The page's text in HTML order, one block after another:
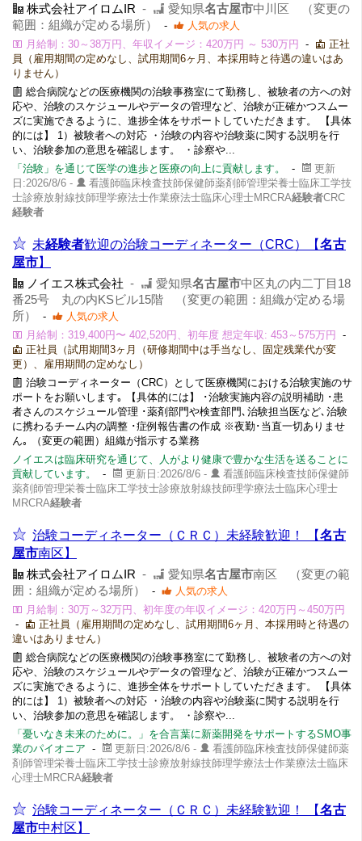
株式会社アイロムIR - 愛知県名古屋市中川区 （変更の
範囲：組織が定める場所）
-
人気の求人
月給制：30～38万円、年収イメージ：420万円 ～ 530万円
-
正社
員（雇用期間の定めなし、試用期間6ヶ月、本採用時と待遇の違いはあ
りません）
総合病院などの医療機関の治験事務室にて勤務し、被験者の方への対
応や、治験のスケジュールやデータの管理など、治験が正確かつスムー
ズに実施できるように、進捗全体をサポートしていただきます。 【具体
的には】 1）被験者への対応 ・治験の内容や治験薬に関する説明を行
い、治験参加の意思を確認します。 ・診察や...
「治験」を通じて医学の進歩と医療の向上に貢献します。
-
更新
日:2026/8/6 -
看護師臨床検査技師保健師薬剤師管理栄養士臨床工学技
士診療放射線技師理学療法士作業療法士臨床心理士MRCRA経験者CRC
経験者
未経験者歓迎の治験コーディネーター（CRC）【名古
屋市】
ノイエス株式会社 - 愛知県名古屋市中区丸の内二丁目18
番25号 丸の内KSビル15階 （変更の範囲：組織が定める場
所）
-
人気の求人
月給制：319,400円〜 402,520円、初年度 想定年収: 453～575万円
-
正社員（試用期間3ヶ月（研修期間中は手当なし、固定残業代が変
更）、雇用期間の定めなし）
治験コーディネーター（CRC）として医療機関における治験実施のサ
ポートをお願いします｡ 【具体的には】 ･治験実施内容の説明補助 ･患
者さんのスケジュール管理 ･薬剤部門や検査部門､治験担当医など､治験
に携わるチーム内の調整 ･症例報告書の作成 ※夜勤･当直一切ありませ
ん｡ （変更の範囲）組織が指示する業務
ノイエスは臨床研究を通じて、人がより健康で豊かな生活を送ることに
貢献しています。
- 更新日:2026/8/6 -
看護師臨床検査技師保健師
薬剤師管理栄養士臨床工学技士診療放射線技師理学療法士臨床心理士
MRCRA経験者
治験コーディネーター（ＣＲＣ）未経験歓迎！ 【名古
屋市南区】
株式会社アイロムIR - 愛知県名古屋市南区 （変更の範
囲：組織が定める場所）
-
人気の求人
月給制：30万～32万円、初年度の年収イメージ：420万円～450万円
-
正社員（雇用期間の定めなし、試用期間6ヶ月、本採用時と待遇の
違いはありません）
総合病院などの医療機関の治験事務室にて勤務し、被験者の方への対
応や、治験のスケジュールやデータの管理など、治験が正確かつスムー
ズに実施できるように、進捗全体をサポートしていただきます。 【具体
的には】 1）被験者への対応 ・治験の内容や治験薬に関する説明を行
い、治験参加の意思を確認します。 ・診察や...
「憂いなき未来のために。」を合言葉に新薬開発をサポートするSMO事
業のパイオニア - 更新日:2026/8/6 -
看護師臨床検査技師保健師薬
剤師管理栄養士臨床工学技士診療放射線技師理学療法士作業療法士臨床
心理士MRCRA経験者
治験コーディネーター（ＣＲＣ）未経験歓迎！ 【名古
屋市中村区】